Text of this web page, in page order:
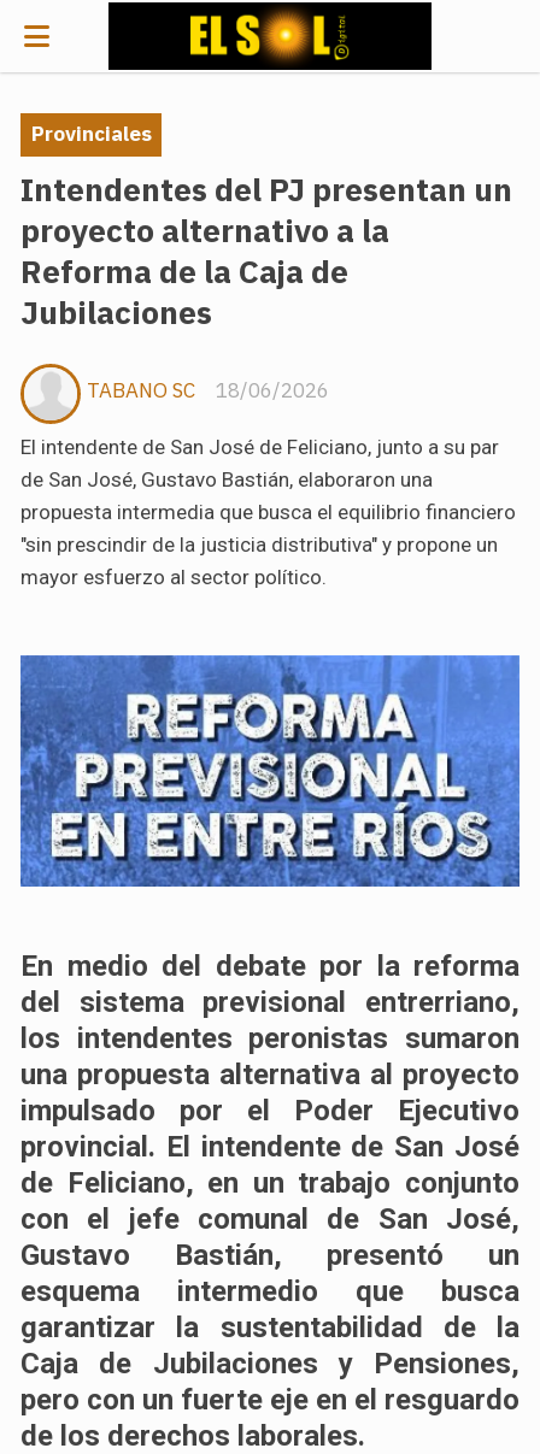
Intendentes del PJ presentan un
proyecto alternativo a la
Reforma de la Caja de
Jubilaciones
El intendente de San José de Feliciano, junto a su par
de San José, Gustavo Bastián, elaboraron una
propuesta intermedia que busca el equilibrio financiero
"sin prescindir de la justicia distributiva" y propone un
mayor esfuerzo al sector político.
Provinciales
18/06/2026
TABANO SC
En medio del debate por la reforma
del sistema previsional entrerriano,
los intendentes peronistas sumaron
una propuesta alternativa al proyecto
impulsado por el Poder Ejecutivo
provincial. El intendente de San José
de Feliciano, en un trabajo conjunto
con el jefe comunal de San José,
Gustavo Bastián, presentó un
esquema intermedio que busca
garantizar la sustentabilidad de la
Caja de Jubilaciones y Pensiones,
pero con un fuerte eje en el resguardo
de los derechos laborales.